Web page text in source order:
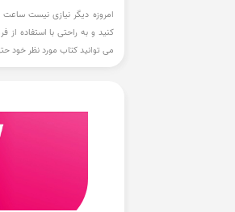
امروزه دیگر نیازی نیست
کنید و به راحتی با استفاده از
می توانید کتاب مورد نظر خود